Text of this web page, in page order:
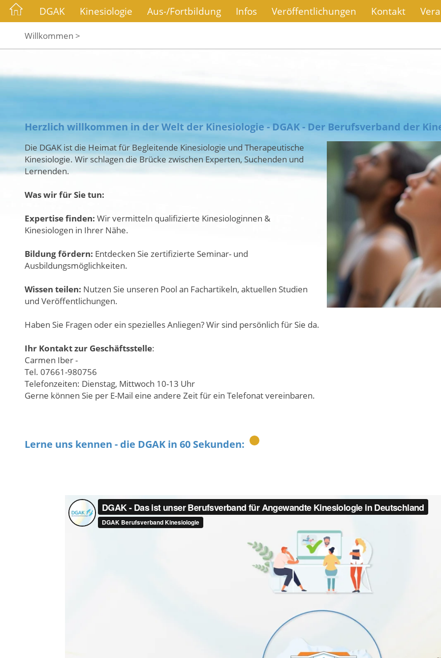
DGAK Kinesiologie Aus-/Fortbildung Infos Veröffentlichungen Kontakt
Willkommen >
Herzlich willkommen in der Welt der Kinesiologie - DGAK - Der Berufsverband der
Die DGAK ist die Heimat für Begleitende Kinesiologie und Therapeutische
Kinesiologie. Wir schlagen die Brücke zwischen Experten, Suchenden und
Lernenden.
Was wir für Sie tun:
Expertise finden: Wir vermitteln qualifizierte Kinesiologinnen &
Kinesiologen in Ihrer Nähe.
Bildung fördern: Entdecken Sie zertifizierte Seminar- und
Ausbildungsmöglichkeiten.
Wissen teilen: Nutzen Sie unseren Pool an Fachartikeln, aktuellen Studien
und Veröffentlichungen.
Haben Sie Fragen oder ein spezielles Anliegen? Wir sind persönlich für Sie da.
Ihr Kontakt zur Geschäftsstelle:
Carmen Iber -
Tel. 07661-980756
Telefonzeiten: Dienstag, Mittwoch 10-13 Uhr
Gerne können Sie per E-Mail eine andere Zeit für ein Telefonat vereinbaren.
Lerne uns kennen - die DGAK in 60 Sekunden: